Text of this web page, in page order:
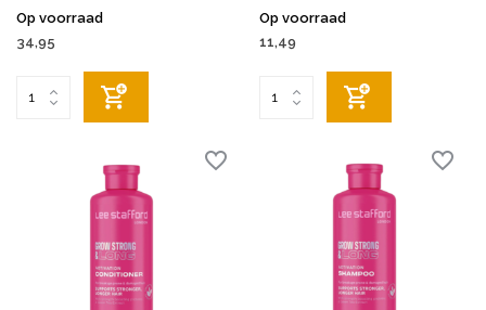
Op voorraad
34,95
Op voorraad
11,49